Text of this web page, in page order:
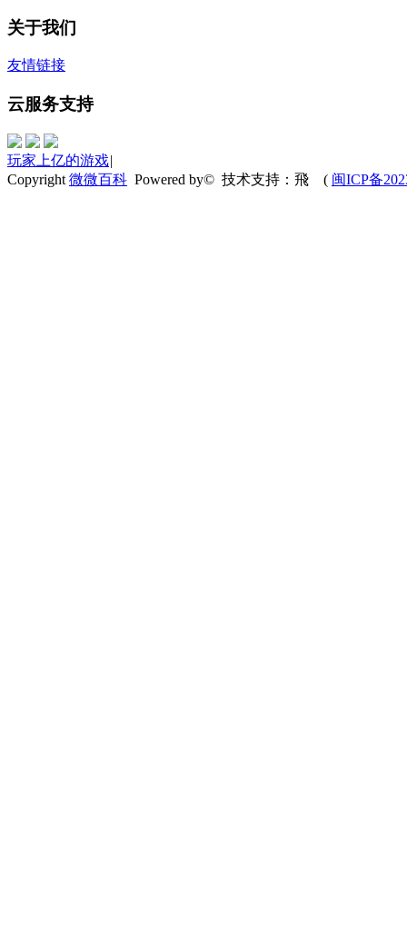
关于我们
友情链接
云服务支持
玩家上亿的游戏|
Copyright 微微百科 Powered by© 技术支持：飛 ( 闽ICP备